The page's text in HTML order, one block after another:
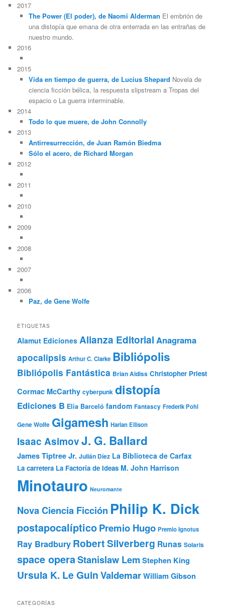
2017
The Power (El poder), de Naomi Alderman El embrión de
una distopía que emana de otra enterrada en las entrañas de
nuestro mundo.
2016
2015
Vida en tiempo de guerra, de Lucius Shepard Novela de
ciencia ficción bélica, la respuesta slipstream a Tropas del
espacio o La guerra interminable.
2014
Todo lo que muere, de John Connolly
2013
Antirresurrección, de Juan Ramón Biedma
Sólo el acero, de Richard Morgan
2012
2011
2010
2009
2008
2007
2006
Paz, de Gene Wolfe
ETIQUETAS
Alamut Ediciones Alianza Editorial Anagrama
apocalipsis Arthur C. Clarke Bibliópolis
Bibliópolis Fantástica Brian Aldiss Christopher Priest
Cormac McCarthy cyberpunk distopía
Ediciones B Elia Barceló fandom Fantascy Frederik Pohl
Gene Wolfe Gigamesh Harlan Ellison
Isaac AsimovJ. G. Ballard
James Tiptree Jr. Julián Díez La Biblioteca de Carfax
La carretera La Factoría de Ideas M. John Harrison
Minotauro Neuromante
Nova Ciencia Ficción Philip K. Dick
postapocalípticoPremio Hugo Premio Ignotus
Ray Bradbury Robert Silverberg Runas Solaris
space operaStanislaw Lem Stephen King
Ursula K. Le GuinValdemarWilliam Gibson
CATEGORÍAS